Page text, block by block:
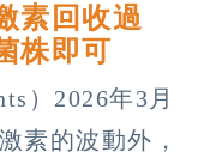
素回收過
株即可
）2026年3月
素的波動外，